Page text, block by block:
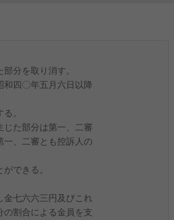
分を取り消す。
和四〇年五月六日以降
。
じた部分は第一、二審
一、二審とも控訴人の
できる。
七六六三円及びこれ
の割合による金員を支